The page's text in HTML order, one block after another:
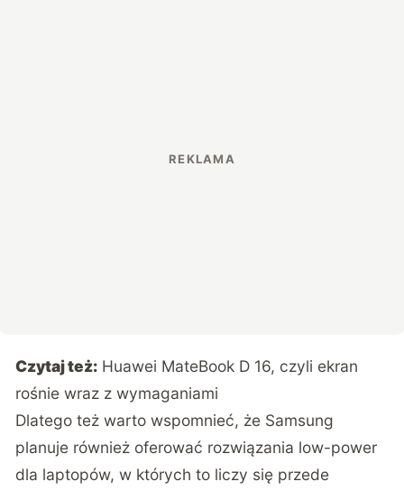
Czytaj też: Huawei MateBook D 16, czyli ekran
rośnie wraz z wymaganiami
Dlatego też warto wspomnieć, że Samsung
planuje również oferować rozwiązania low-power
dla laptopów, w których to liczy się przede